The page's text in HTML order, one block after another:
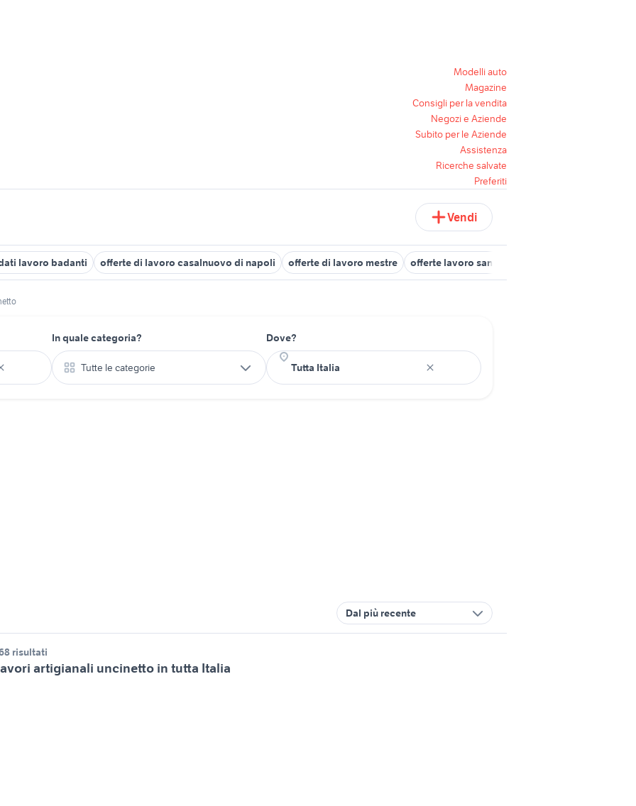
Modelli auto
Magazine
Consigli per la vendita
Negozi e Aziende
Subito per le Aziende
Assistenza
Ricerche salvate
Preferiti
Vendi
lavoro badanti offerte di lavoro casalnuovo di napoli offerte di lavoro mestre offerte lavoro san severo
In quale categoria?
Tutte le categorie
Dove?
Dal più recente
risultati
artigianali uncinetto in tutta Italia